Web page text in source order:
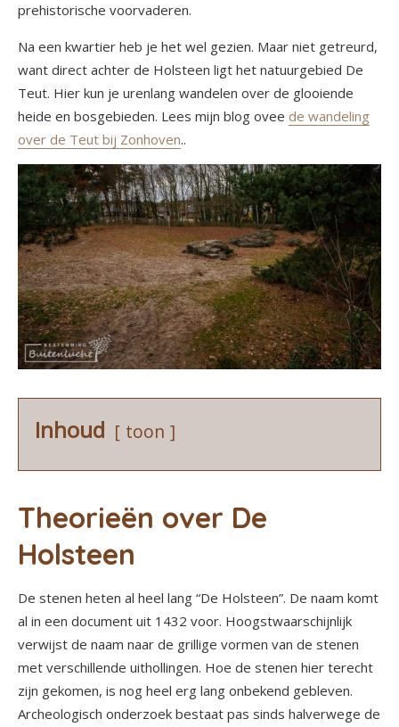
prehistorische voorvaderen.
Na een kwartier heb je het wel gezien. Maar niet getreurd,
want direct achter de Holsteen ligt het natuurgebied De
Teut. Hier kun je urenlang wandelen over de glooiende
heide en bosgebieden. Lees mijn blog ovee de wandeling
over de Teut bij Zonhoven..
Inhoud toon
Theorieën over De
Holsteen
De stenen heten al heel lang “De Holsteen”. De naam komt
al in een document uit 1432 voor. Hoogstwaarschijnlijk
verwijst de naam naar de grillige vormen van de stenen
met verschillende uithollingen. Hoe de stenen hier terecht
zijn gekomen, is nog heel erg lang onbekend gebleven.
Archeologisch onderzoek bestaat pas sinds halverwege de